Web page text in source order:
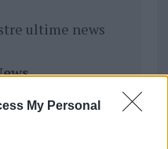
My Personal
ultime news